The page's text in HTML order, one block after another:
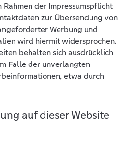
Rahmen der Impressumspflicht
zur Übersendung von
Werbung und
wird hiermit widersprochen.
behalten sich ausdrücklich
Falle der unverlangten
etwa durch
auf dieser Website